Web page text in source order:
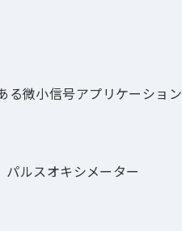
る微小信号アプリケーション
パルスオキシメーター